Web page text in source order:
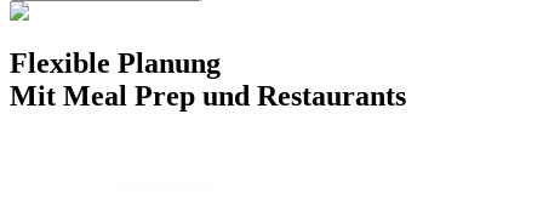
Flexible Planung
Mit Meal Prep und Restaurants